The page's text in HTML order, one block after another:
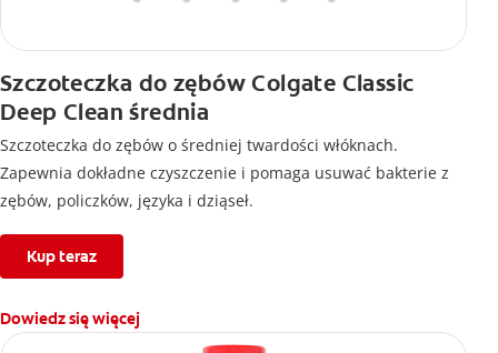
Szczoteczka do zębów Colgate Classic
Deep Clean średnia
Szczoteczka do zębów o średniej twardości włóknach.
Zapewnia dokładne czyszczenie i pomaga usuwać bakterie z
zębów, policzków, języka i dziąseł.
Kup teraz
Dowiedz się więcej